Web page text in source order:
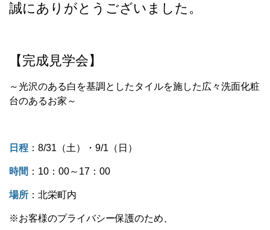
誠にありがとうございました。
【完成見学会】
～光沢のある白を基調としたタイルを施した広々洗面化粧
台のあるお家～
日程 ： 8/31 （土）・ 9/1 （日）
時間 ： 10 ： 00～ 17 ： 00
場所 ：北栄町内
※お客様のプライバシー保護のため、